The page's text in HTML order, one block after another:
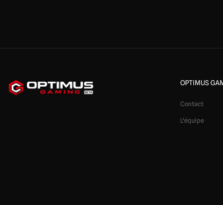
OPTIMUS
Contact
L'équipe